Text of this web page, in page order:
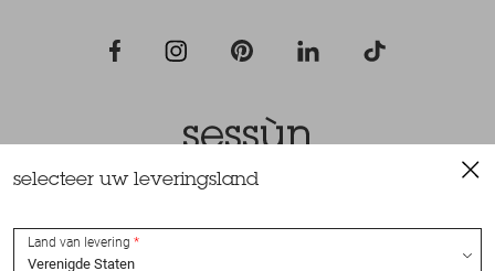
Alle rechten voorbehouden Sessùn 2022
selecteer uw leveringsland
Land van levering